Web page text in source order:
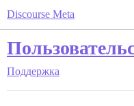
Discourse Meta
Поддержка